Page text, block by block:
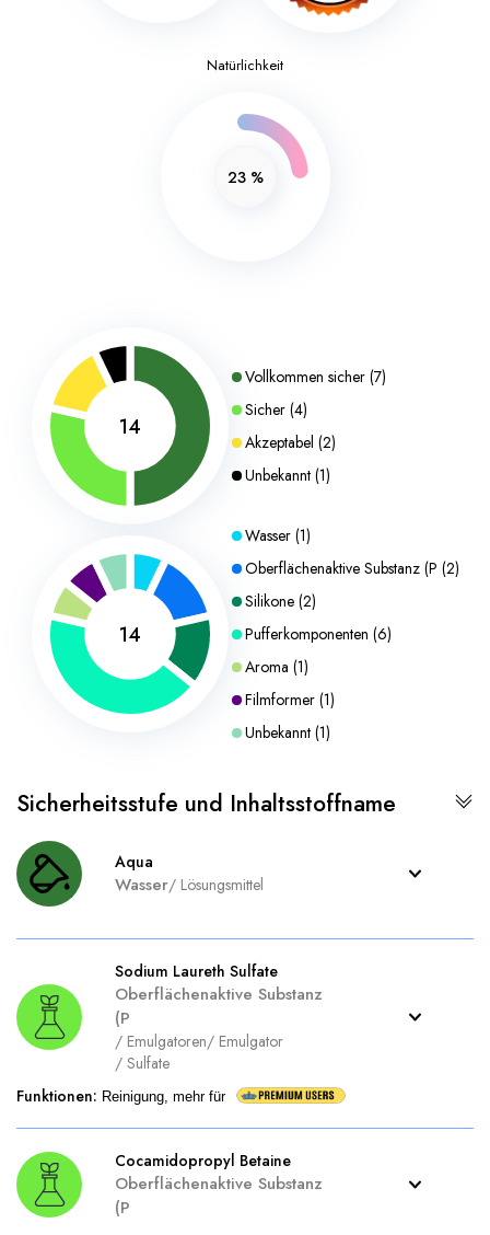
Natürlichkeit
23%
14
Vollkommen sicher(7)
Sicher(4)
Akzeptabel (2)
Unbekannt(1)
14
Wasser(1)
Oberflächenaktive Substanz (P (2)
Silikone(2)
Pufferkomponenten (6)
Aroma (1)
Filmformer(1)
Unbekannt(1)
Sicherheitsstufe und Inhaltsstoffname
Aqua
Wasser/ Lösungsmittel
Sodium Laureth Sulfate
Oberflächenaktive Substanz
(P
/ Emulgatoren/ Emulgator
/ Sulfate
Funktionen: Reinigung, mehr für
Cocamidopropyl Betaine
Oberflächenaktive Substanz
(P